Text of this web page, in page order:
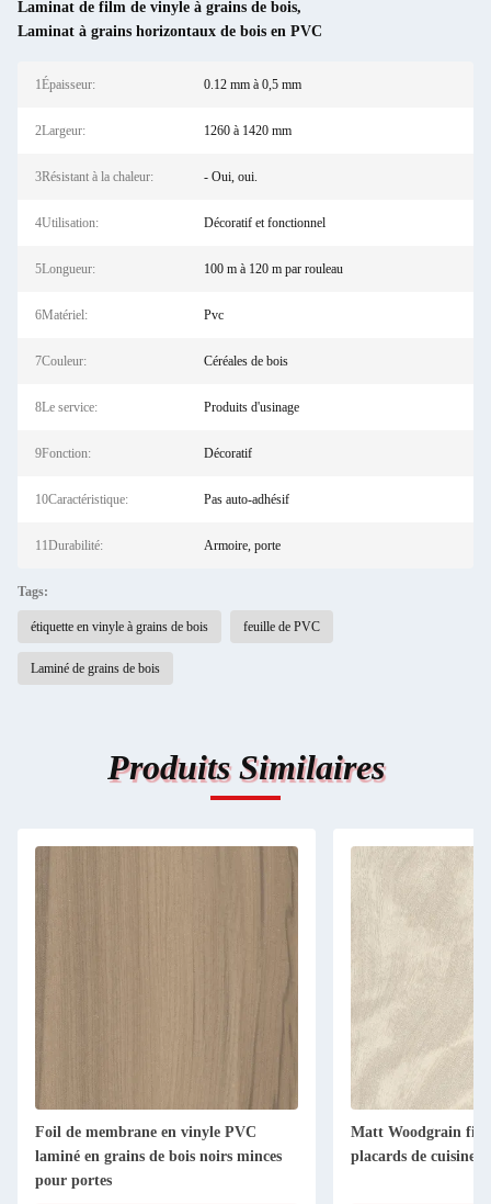
Laminat de film de vinyle à grains de bois,
Laminat à grains horizontaux de bois en PVC
1Épaisseur: 0.12 mm à 0,5 mm
2Largeur: 1260 à 1420 mm
3Résistant à la chaleur: - Oui, oui.
4Utilisation: Décoratif et fonctionnel
5Longueur: 100 m à 120 m par rouleau
6Matériel: Pvc
7Couleur: Céréales de bois
8Le service: Produits d'usinage
9Fonction: Décoratif
10Caractéristique: Pas auto-adhésif
11Durabilité: Armoire, porte
Tags:
étiquette en vinyle à grains de bois feuille de PVC
Laminé de grains de bois
Produits Similaires
Foil de membrane en vinyle PVC
laminé en grains de bois noirs minces
pour portes
Matt Woodgrain
placards de cuisine